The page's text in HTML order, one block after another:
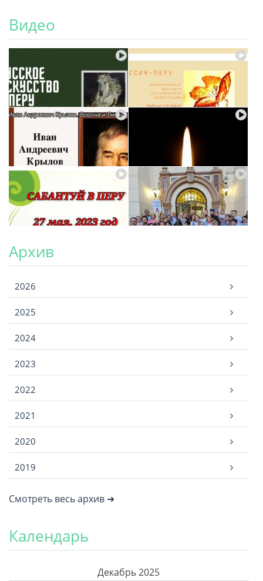
Видео
Архив
2026
2025
2024
2023
2022
2021
2020
2019
Смотреть весь архив ➜
Календарь
Декабрь 2025